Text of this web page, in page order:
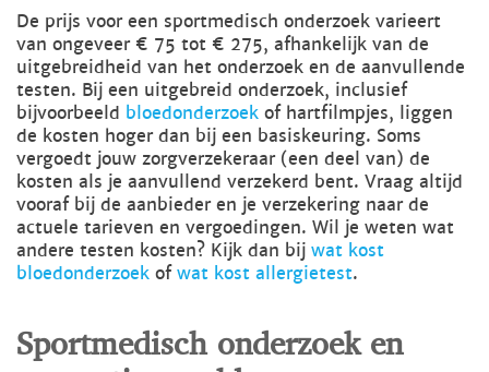
De prijs voor een sportmedisch onderzoek varieert
van ongeveer € 75 tot € 275, afhankelijk van de
uitgebreidheid van het onderzoek en de aanvullende
testen. Bij een uitgebreid onderzoek, inclusief
bijvoorbeeld bloedonderzoek of hartfilmpjes, liggen
de kosten hoger dan bij een basiskeuring. Soms
vergoedt jouw zorgverzekeraar (een deel van) de
kosten als je aanvullend verzekerd bent. Vraag altijd
vooraf bij de aanbieder en je verzekering naar de
actuele tarieven en vergoedingen. Wil je weten wat
andere testen kosten? Kijk dan bij wat kost
bloedonderzoek ofwat kost allergietest.
Sportmedisch onderzoek en